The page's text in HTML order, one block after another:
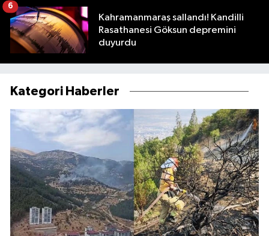
Kahramanmaraş sallandı! Kandilli
Rasathanesi Göksun depremini
duyurdu
6
Kategori Haberler